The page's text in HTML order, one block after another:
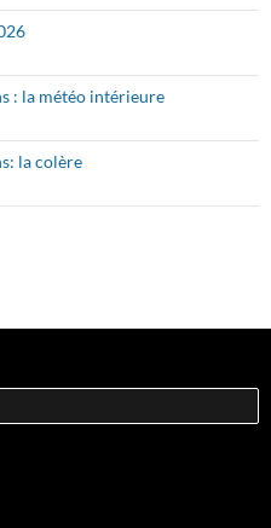
: la météo intérieure
la colère